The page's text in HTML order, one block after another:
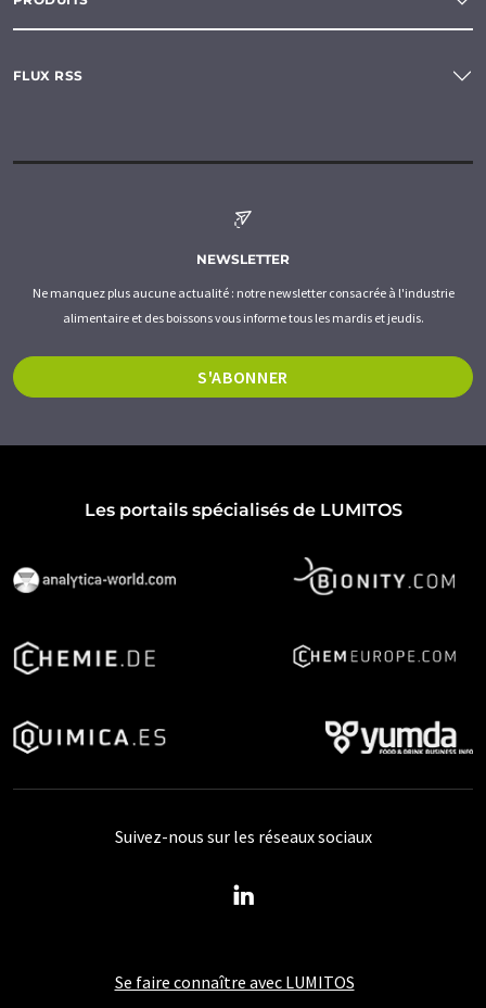
FLUX RSS
NEWSLETTER
Ne manquez plus aucune actualité : notre newsletter consacrée à l'industrie
alimentaire et des boissons vous informe tous les mardis et jeudis.
S'ABONNER
Les portails spécialisés de LUMITOS
Se faire connaître avec LUMITOS
Suivez-nous sur les réseaux sociaux